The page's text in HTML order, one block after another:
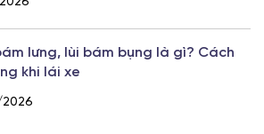
lưng, lùi bám bụng là gì? Cách
khi lái xe